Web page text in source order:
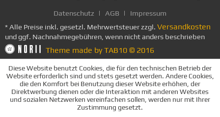
Datenschutz AGB
Impressum
* Alle Preise inkl. gesetzl. Mehrwertsteuer zzgl. Versandkosten
und ggf. Nachnahmegebühren, wenn nicht anders beschrieben
Theme made by TAB10 © 2016
Diese Website benutzt Cookies, die für den technischen Betrieb der
Website erforderlich sind und stets gesetzt werden. Andere Cookies,
die den Komfort bei Benutzung dieser Website erhöhen, der
Direktwerbung dienen oder die Interaktion mit anderen Websites
und sozialen Netzwerken vereinfachen sollen, werden nur mit Ihrer
Zustimmung gesetzt.